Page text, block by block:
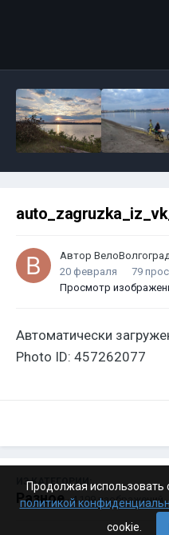
Автор
20 февраля
79
Просмотр
Автоматически
Photo ID: 457262077
ИЗ КАТЕГОРИИ:
Разное · 4 199 изображений
Продолжая использовать
политикой
cookie.